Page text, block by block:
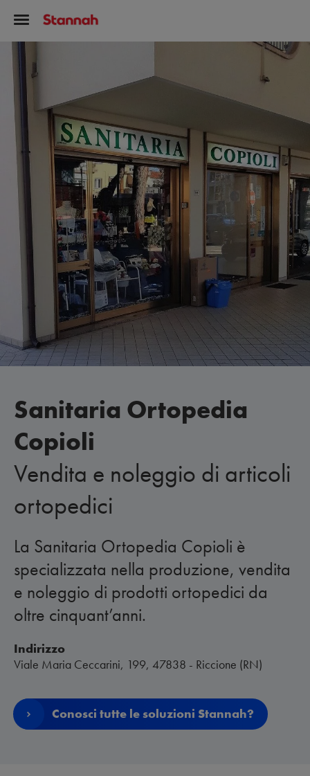
Sanitaria Ortopedia
Copioli
Vendita e noleggio di articoli
ortopedici
La Sanitaria Ortopedia Copioli è
specializzata nella produzione, vendita
e noleggio di prodotti ortopedici da
oltre cinquant’anni.
Indirizzo
Viale Maria Ceccarini, 199, 47838 - Riccione (RN)
Conosci tutte le soluzioni Stannah?